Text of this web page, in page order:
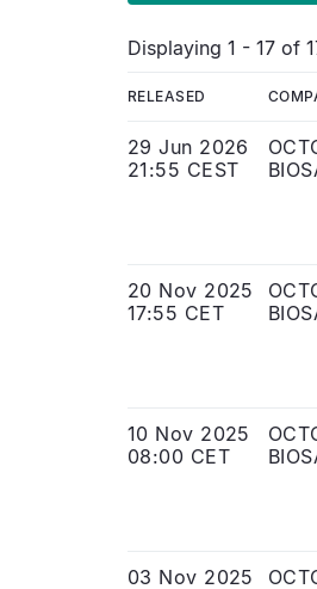
Displaying 1 - 17 of
RELEASED
29 Jun 2026
21:55 CEST
20 Nov 2025
17:55 CET
10 Nov 2025
08:00 CET
03 Nov 2025